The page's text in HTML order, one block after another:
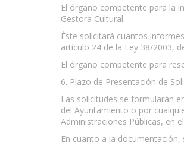
El órgano competente para la
Gestora Cultural.
Éste solicitará cuantos
artículo 24 de la Ley 38/2003,
El órgano competente para
6. Plazo de Presentación de
Las solicitudes se formularán
del Ayuntamiento o por
Administraciones Públicas, en
En cuanto a la